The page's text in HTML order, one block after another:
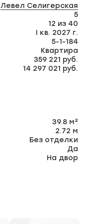
Левел Селигерская
5
12 из 40
I кв. 2027 г.
5-1-184
Квартира
359 221 руб.
14 297 021 руб.
39.8 м²
2.72 м
Без отделки
Да
На двор